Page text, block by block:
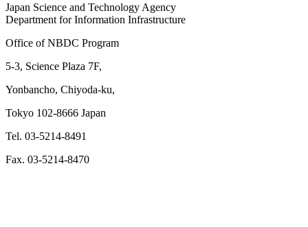
Japan Science and Technology Agency
Department for Information Infrastructure
Office of NBDC Program
5-3, Science Plaza 7F,
Yonbancho, Chiyoda-ku,
Tokyo 102-8666 Japan
Tel. 03-5214-8491
Fax. 03-5214-8470